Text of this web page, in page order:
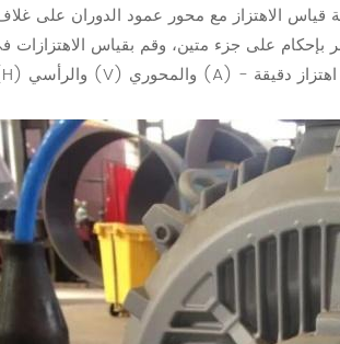
قياس الاهتزاز مع محور عمود الدوران على
على جزء متين، وقم بقياس الاهتزازات في